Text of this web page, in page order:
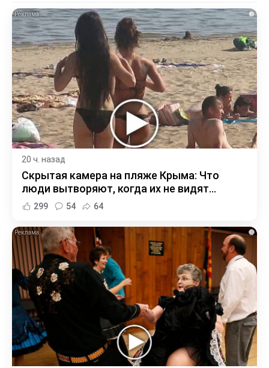
i
20 ч. назад
Скрытая камера на пляже Крыма: Что
люди вытворяют, когда их не видят...
299 54 64
i